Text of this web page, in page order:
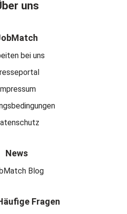
uns
bei uns
Impressum
News
Blog
Fragen